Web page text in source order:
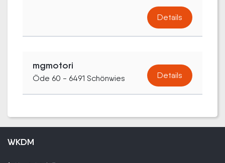
Details
mgmotori
Öde 60 - 6491 Schönwies Details
WKDM